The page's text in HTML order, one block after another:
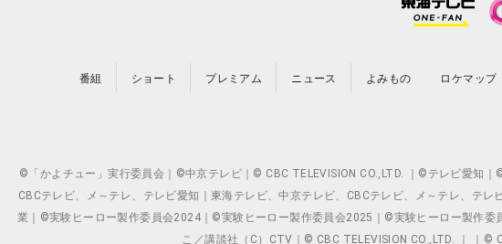
番組 ショート プレミアム ニュース よみもの ロケマップ
©「かよチュー」実行委員会｜©中京テレビ｜© CBC TELEVISION CO.,LTD. ｜©テレビ愛知
CBCテレビ、メ～テレ、テレビ愛知｜東海テレビ、中京テレビ、CBCテレビ、メ～テレ、
業｜©実験ヒーロー製作委員会2024｜©実験ヒーロー製作委員会2025｜©実験ヒーロー製作委
こ／講談社（C）CTV｜© CBC TELEVISION CO.,LTD. ｜ ｜